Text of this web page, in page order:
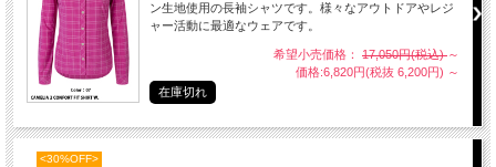
ン生地使用の長袖シャツです。様々なアウトドアやレジ
ャー活動に最適なウェアです。
希望小売価格： 17,050円(税込)～
価格:6,820円(税抜 6,200円) ～
在庫切れ
<30%OFF>